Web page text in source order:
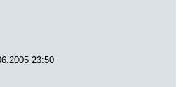
23:50